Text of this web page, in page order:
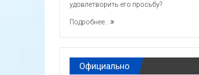
удовлетворить его просьбу?
Подробнее...
Официально